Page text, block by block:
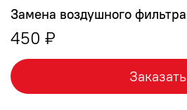
Замена воздушного фильтра
450 ₽
Заказать